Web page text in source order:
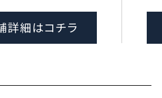
詳細はコチラ